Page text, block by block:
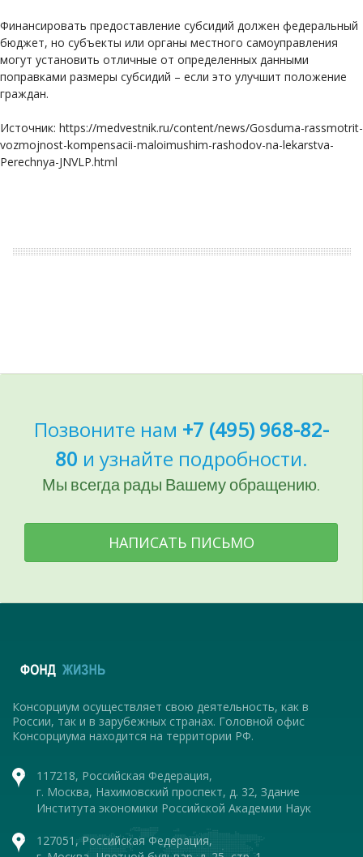
Финансировать предоставление субсидий должен федеральный
бюджет, но субъекты или органы местного самоуправления
могут установить отличные от определенных данными
поправками размеры субсидий – если это улучшит положение
граждан.
Источник: https://medvestnik.ru/content/news/Gosduma-rassmotrit-
vozmojnost-kompensacii-maloimushim-rashodov-na-lekarstva-
Perechnya-JNVLP.html
Позвоните нам +7 (495) 968-82-
80 и узнайте подробности.
Мы всегда рады Вашему обращению.
НАПИСАТЬ ПИСЬМО
Консорциум осуществляет свою деятельность, как в
России, так и в зарубежных странах. Головной офис
Консорциума находится на территории РФ.
117218, Российская Федерация,
г. Москва, Нахимовский проспект, д. 32, Здание
Института экономики Российской Академии Наук
127051, Российская Федерация,